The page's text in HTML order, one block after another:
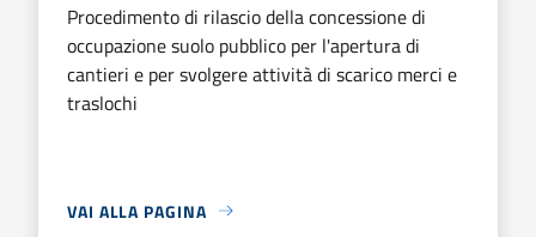
Procedimento di rilascio della concessione di
occupazione suolo pubblico per l'apertura di
cantieri e per svolgere attività di scarico merci e
traslochi
VAI ALLA PAGINA